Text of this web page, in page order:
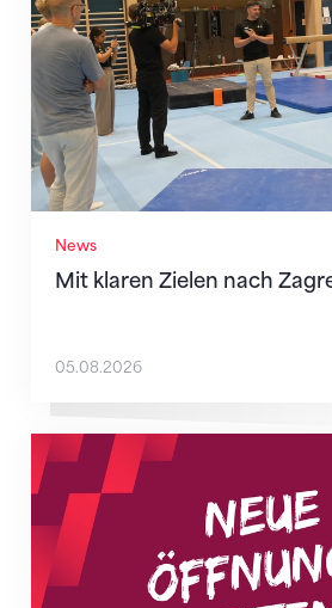
News
Mit klaren Zielen nach
05.08.2026
Neue Empfangszeiten ab 1.